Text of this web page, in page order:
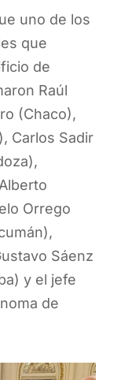
uno de los
que
de
Raúl
(Chaco),
Carlos Sadir
Orrego
Sáenz
y el jefe
de